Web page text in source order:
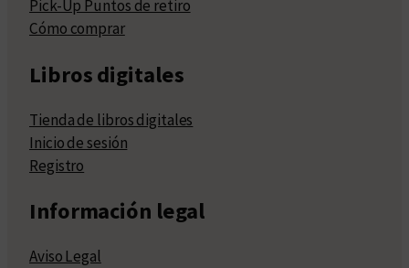
Pick-Up Puntos de retiro
Cómo comprar
Libros digitales
Tienda de libros digitales
Inicio de sesión
Registro
Información legal
Aviso Legal